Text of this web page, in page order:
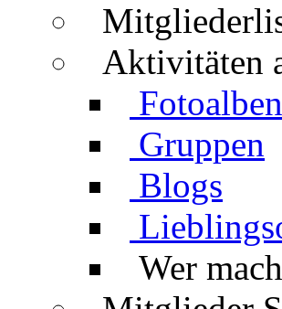
Aktivitäten
Fotoalben
Gruppen
Blogs
Wer